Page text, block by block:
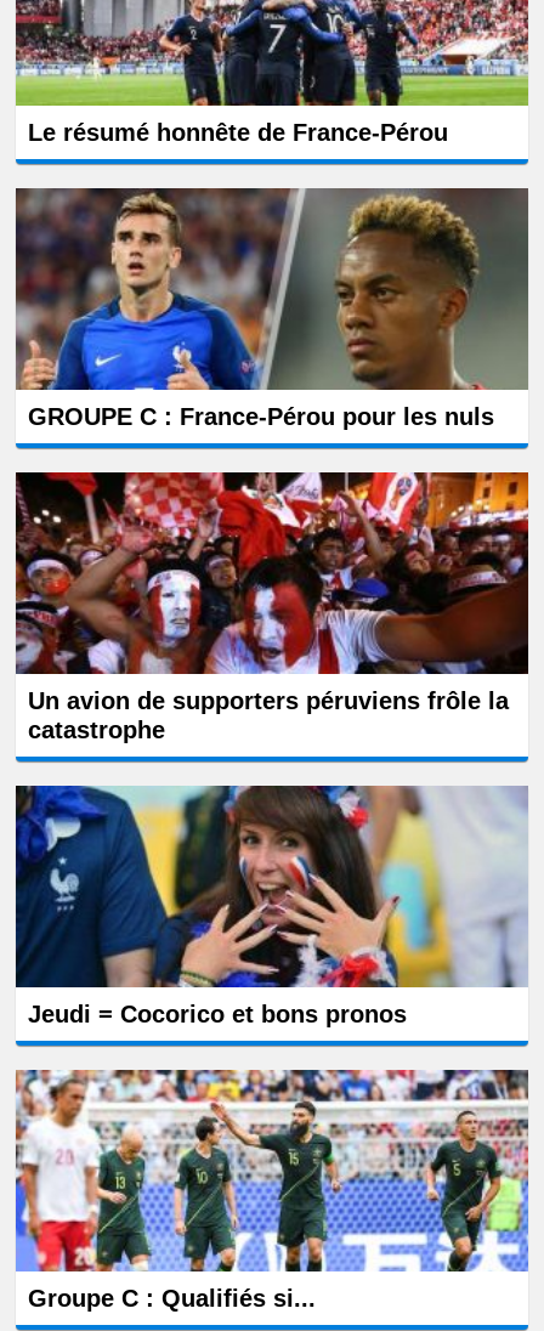
Le résumé honnête de France-Pérou
GROUPE C : France-Pérou pour les nuls
Un avion de supporters péruviens frôle la
catastrophe
Jeudi = Cocorico et bons pronos
Groupe C : Qualifiés si...